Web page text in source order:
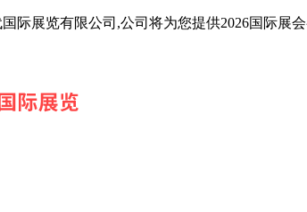
际展览有限公司,公司将为您提供2026国际展会